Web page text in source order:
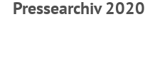
Pressearchiv 2020